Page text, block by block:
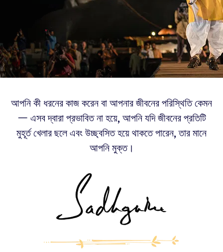
আপনি কী ধরনের কাজ করেন বা আপনার জীবনের পরিস্থিতি কেমন
— এসব দ্বারা প্রভাবিত না হয়ে, আপনি যদি জীবনের প্রতিটি
মুহূর্ত খেলার ছলে এবং উচ্ছ্বসিত হয়ে থাকতে পারেন, তার মানে
আপনি মুক্ত।